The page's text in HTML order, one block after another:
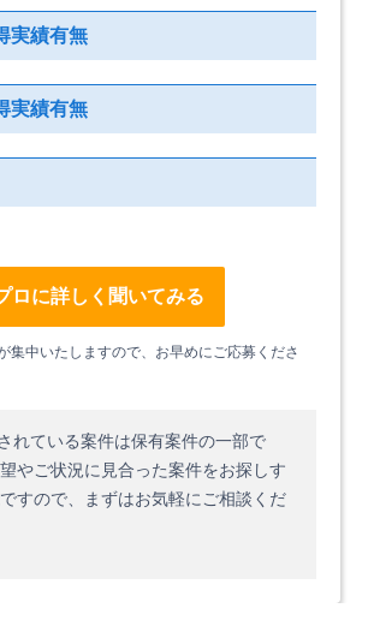
実績有無
実績有無
ロに詳しく聞いてみる
集中いたしますので、お早めにご応募くださ
れている案件は保有案件の一部で
やご状況に見合った案件をお探しす
すので、まずはお気軽にご相談くだ